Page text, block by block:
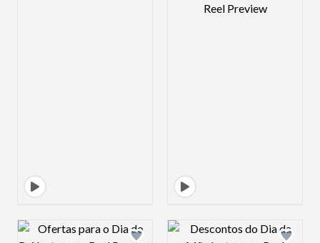
Design preview image Design preview